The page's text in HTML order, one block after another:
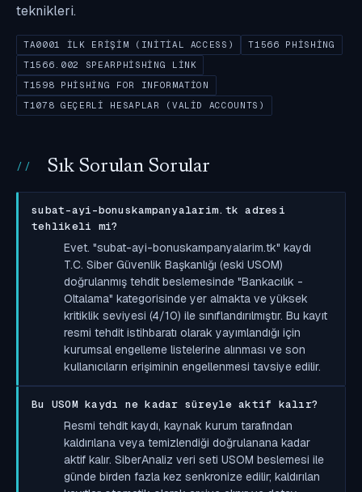
teknikleri.
TA0001 İLK ERIŞIM (INITIAL ACCESS)
T1566 PHISHING
T1566.002 SPEARPHISHING LINK
T1598 PHISHING FOR INFORMATION
T1078 GEÇERLI HESAPLAR (VALID ACCOUNTS)
Sık Sorulan Sorular
subat-ayi-bonuskampanyalarim.tk adresi
tehlikeli mi?
Evet. "subat-ayi-bonuskampanyalarim.tk" kaydı
T.C. Siber Güvenlik Başkanlığı (eski USOM)
doğrulanmış tehdit beslemesinde "Bankacılık -
Oltalama" kategorisinde yer almakta ve yüksek
kritiklik seviyesi (4/10) ile sınıflandırılmıştır. Bu kayıt
resmi tehdit istihbaratı olarak yayımlandığı için
kurumsal engelleme listelerine alınması ve son
kullanıcıların erişiminin engellenmesi tavsiye edilir.
Bu USOM kaydı ne kadar süreyle aktif kalır?
Resmi tehdit kaydı, kaynak kurum tarafından
kaldırılana veya temizlendiği doğrulanana kadar
aktif kalır. SiberAnaliz veri seti USOM beslemesi ile
günde birden fazla kez senkronize edilir; kaldırılan